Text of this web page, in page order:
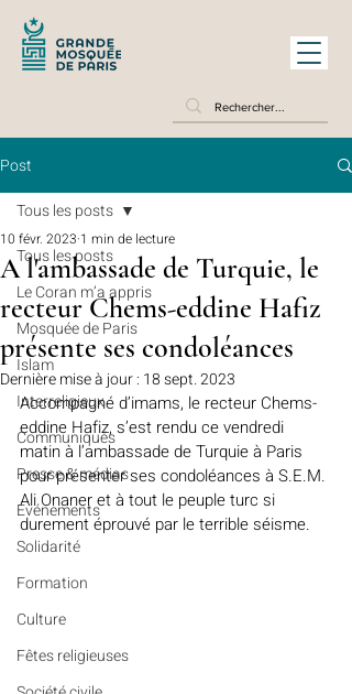
Post
Tous les posts
Le Coran m’a appris
Mosquée de Paris
Islam
Interreligieux
Communiqués
Presse & médias
Evénements
Solidarité
Formation
Culture
Fêtes religieuses
Tous les posts
A l'ambassade de Turquie, le
recteur Chems-eddine Hafiz
présente ses condoléances
10 févr. 2023 1 min de lecture
Dernière mise à jour : 18 sept. 2023
Accompagné d’imams, le recteur Chems-
eddine Hafiz, s’est rendu ce vendredi
matin à l’ambassade de Turquie à Paris
pour présenter ses condoléances à S.E.M.
Ali Onaner et à tout le peuple turc si
durement éprouvé par le terrible séisme.